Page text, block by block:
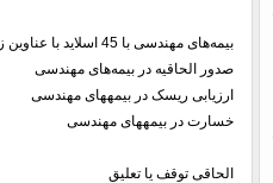
بیمه‌های مهندسی با 45 اسلاید با عناوین زیر:
صدور الحاقیه در بیمه‌های مهندسی
ارزیابی ریسک در بیمههای مهندسی
خسارت در بیمههای مهندسی
الحاقی توقف یا تعلیق